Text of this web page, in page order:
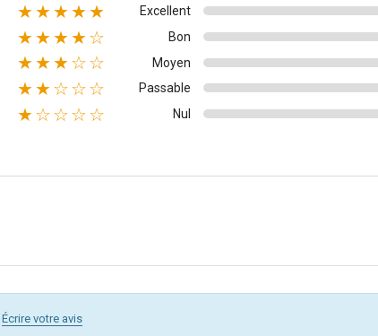
★★★★★ Excellent
★★★★☆ Bon
★★★☆☆ Moyen
★★☆☆☆ Passable
★☆☆☆☆ Nul
Écrire votre avis